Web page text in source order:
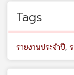
Tags
รายงานประจำปี,